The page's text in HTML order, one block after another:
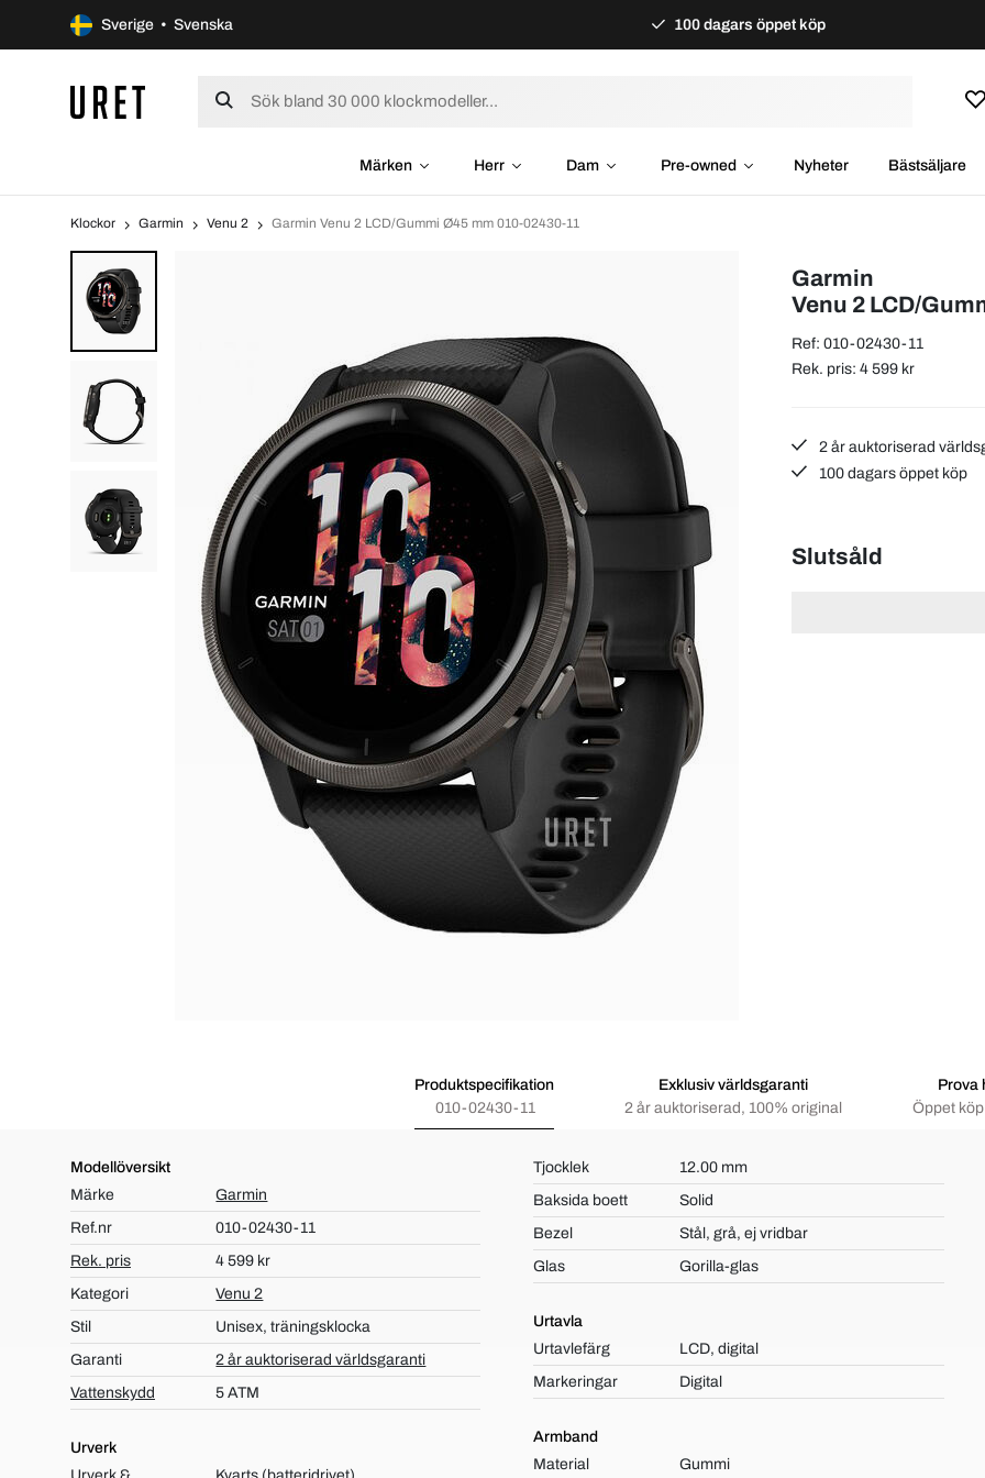
Sverige • Svenska 100 dagars öppet köp
Märken Herr Dam Pre-owned Nyheter Bästsäljare
Klockor Garmin Venu 2 Garmin Venu 2 LCD/Gummi Ø45 mm 010-02430-11
Garmin
Venu 2 LCD/
Ref: 010-02430-11
Rek. pris: 4 599 kr
2 år auktoriserad
100 dagars öppet köp
Slutsåld
Produktspecifikation
010-02430-11
Exklusiv världsgaranti
2 år auktoriserad, 100% original
Prova
Öppet
Modellöversikt
Märke
Garmin
Ref.nr
010-02430-11
Rek. pris
4 599 kr
Kategori
Venu 2
Stil
Unisex, träningsklocka
Garanti
2 år auktoriserad världsgaranti
Vattenskydd
5 ATM
Urverk
Tjocklek
12.00 mm
Baksida boett
Solid
Bezel
Stål, grå, ej vridbar
Glas
Gorilla-glas
Urtavla
Urtavlefärg
LCD, digital
Markeringar
Digital
Armband
Material
Gummi